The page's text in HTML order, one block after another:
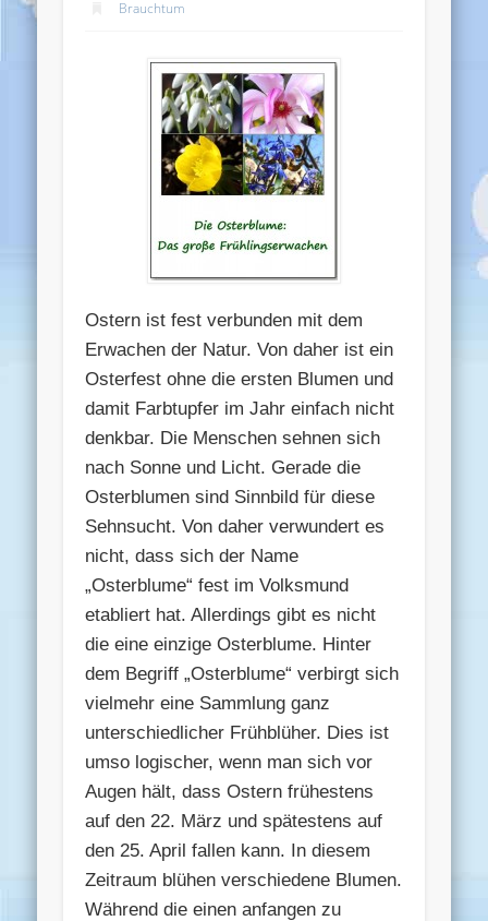
Brauchtum
Ostern ist fest verbunden mit dem
Erwachen der Natur. Von daher ist ein
Osterfest ohne die ersten Blumen und
damit Farbtupfer im Jahr einfach nicht
denkbar. Die Menschen sehnen sich
nach Sonne und Licht. Gerade die
Osterblumen sind Sinnbild für diese
Sehnsucht. Von daher verwundert es
nicht, dass sich der Name
„Osterblume“ fest im Volksmund
etabliert hat. Allerdings gibt es nicht
die eine einzige Osterblume. Hinter
dem Begriff „Osterblume“ verbirgt sich
vielmehr eine Sammlung ganz
unterschiedlicher Frühblüher. Dies ist
umso logischer, wenn man sich vor
Augen hält, dass Ostern frühestens
auf den 22. März und spätestens auf
den 25. April fallen kann. In diesem
Zeitraum blühen verschiedene Blumen.
Während die einen anfangen zu